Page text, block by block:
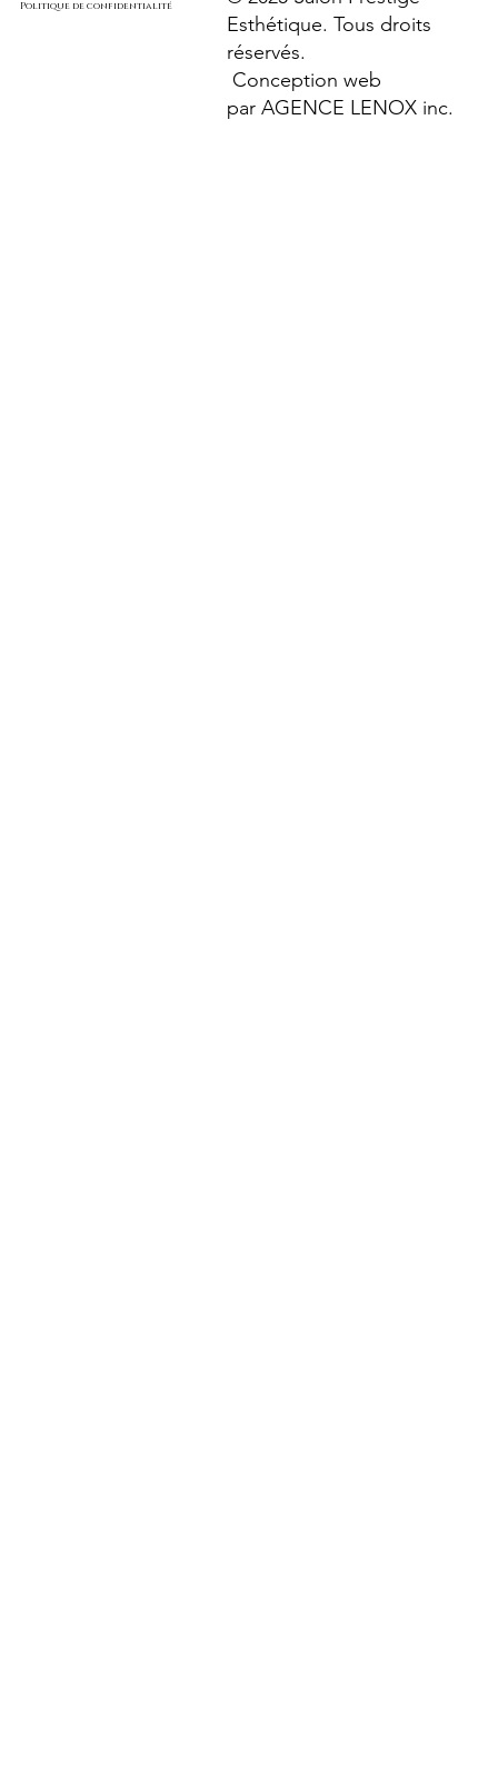
Politique de confidentialité
Esthétique. Tous droits
réservés.
Conception web
parAGENCE LENOX inc.